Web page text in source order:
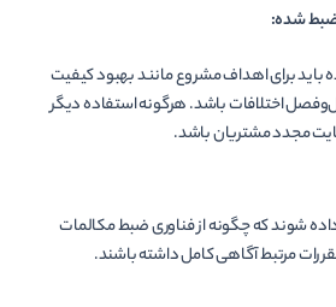
ضبط شده:
برای اهداف مشروع مانند بهبود کیفیت
اختلافات باشد. هرگونه استفاده دیگر
مجدد مشتریان باشد.
شوند که چگونه از فناوری ضبط مکالمات
مرتبط آگاهی کامل داشته باشند.